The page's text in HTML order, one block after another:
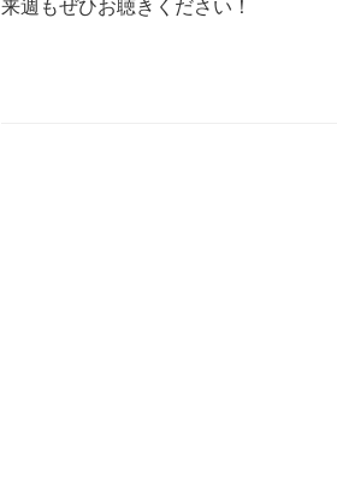
来週もぜひお聴きください！